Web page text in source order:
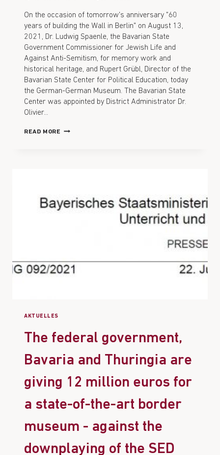
On the occasion of tomorrow's anniversary "60
years of building the Wall in Berlin" on August 13,
2021, Dr. Ludwig Spaenle, the Bavarian State
Government Commissioner for Jewish Life and
Against Anti-Semitism, for memory work and
historical heritage, and Rupert Grübl, Director of the
Bavarian State Center for Political Education, today
the German-German Museum. The Bavarian State
Center was appointed by District Administrator Dr.
Olivier...
READ MORE
AKTUELLES
The federal government,
Bavaria and Thuringia are
giving 12 million euros for
a state-of-the-art border
museum - against the
downplaying of the SED